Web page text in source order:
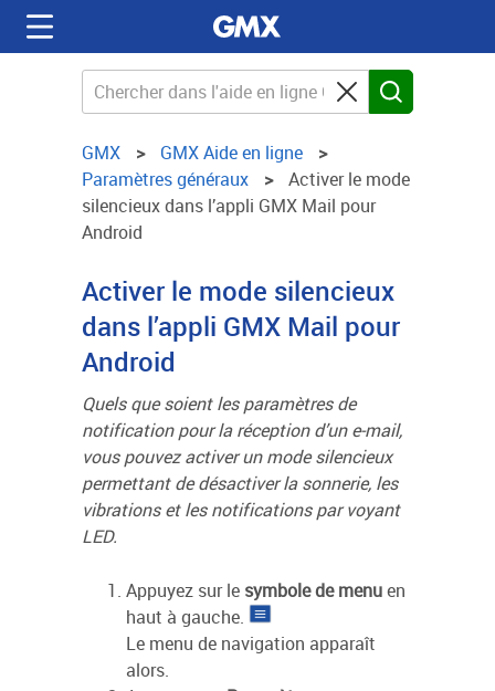
GMX
GMX Aide en ligne
Paramètres généraux
Activer le mode
silencieux dans l’appli GMX Mail pour
Android
Activer le mode silencieux
dans l’appli GMX Mail pour
Android
Quels que soient les paramètres de
notification pour la réception d’un e-mail,
vous pouvez activer un mode silencieux
permettant de désactiver la sonnerie, les
vibrations et les notifications par voyant
LED.
Appuyez sur le symbole de menuen
haut à gauche.
Le menu de navigation apparaît
alors.